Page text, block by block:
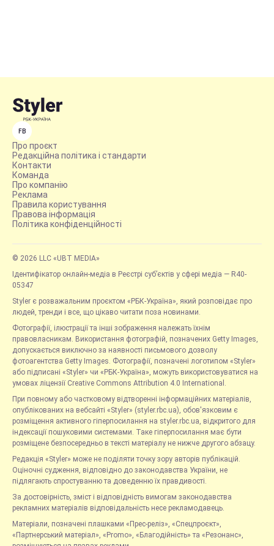
FB
Про проєкт
Редакційна політика і стандарти
Контакти
Команда
Про компанію
Реклама
Правила користування
Правова інформація
Політика конфіденційності
© 2026 LLC «UBT MEDIA»
Ідентифікатор онлайн-медіа в Реєстрі суб’єктів у сфері медіа — R40-
05347
Styler є розважальним проєктом «РБК-Україна», який розповідає про
людей, тренди і все, що цікаво читати поза новинами.
Фотографії, ілюстрації та інші зображення належать їхнім
правовласникам. Використання фотографій, позначених Getty Images,
допускається виключно за наявності письмового дозволу
фотоагентства Getty Images. Фотографії, позначені логотипом «Styler»
або підписані «Styler» чи «РБК-Україна», можуть використовуватися на
умовах ліцензії Creative Commons Attribution 4.0 International.
При повному або частковому відтворенні інформаційних матеріалів,
опублікованих на вебсайті «Styler» (styler.rbc.ua), обов'язковим є
розміщення активного гіперпосилання на styler.rbc.ua, відкритого для
індексації пошуковими системами. Таке гіперпосилання має бути
розміщене безпосередньо в тексті матеріалу не нижче другого абзацу.
Редакція «Styler» може не поділяти точку зору авторів публікацій.
Оціночні судження, відповідно до законодавства України, не
підлягають спростуванню та доведенню їх правдивості.
За достовірність, зміст і відповідність вимогам законодавства
рекламних матеріалів відповідальність несе рекламодавець.
Матеріали, позначені плашками «Прес-реліз», «Спецпроєкт»,
«Партнерський матеріал», «Promo», «Благодійність» та «Резонанс»,